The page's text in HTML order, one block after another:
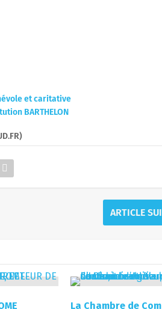
Europe : 2013, 2014, 2015
d’entraînement Ange Siccardi
Melpomène
94 41 44 55
94 24 24 02